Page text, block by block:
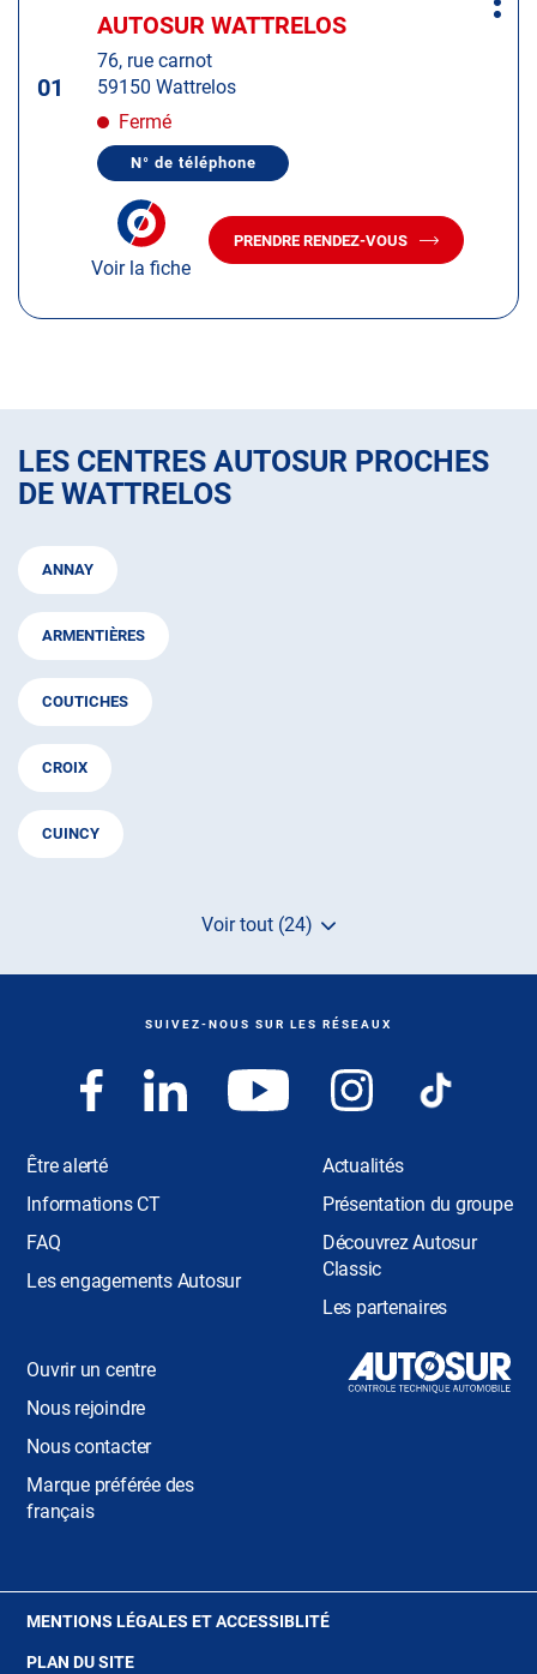
ENTRÉE
01
Centre
:
AUTOSUR WATTRELOS
76, rue carnot
59150 Wattrelos
Fermé
N° de téléphone
AFFICHER
TÉLÉPHONE
WATTRELOS
Voir la fiche
PRENDRE RENDEZ-VOUS
AVEC
Plus
LES CENTRES AUTOSUR PROCHES
DE WATTRELOS
ANNAY
ARMENTIÈRES
COUTICHES
CROIX
CUINCY
Voir tout (24)
de
de
de
SUIVEZ-NOUS SUR LES RÉSEAUX
Être alerté
Informations CT
FAQ
Les engagements Autosur
Actualités
Présentation du groupe
Découvrez Autosur
Classic
Les partenaires
Ouvrir un centre
Nous rejoindre
Nous contacter
Marque préférée des
français
MENTIONS LÉGALES ET ACCESSIBLITÉ(OUVRE
PLAN DU SITE